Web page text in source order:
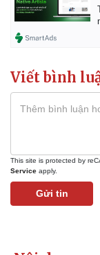
Viết bình
This site is protected by
Service apply.
Gửi tin